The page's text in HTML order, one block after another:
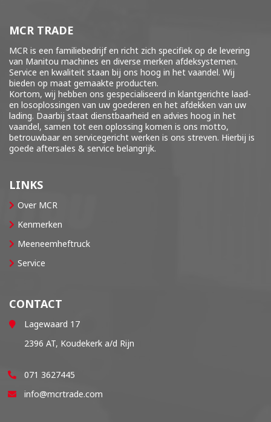
MCR TRADE
MCR is een familiebedrijf en richt zich specifiek op de levering
van Manitou machines en diverse merken afdeksystemen.
Service en kwaliteit staan bij ons hoog in het vaandel. Wij
bieden op maat gemaakte producten.
Kortom, wij hebben ons gespecialiseerd in klantgerichte laad-
en losoplossingen van uw goederen en het afdekken van uw
lading. Daarbij staat dienstbaarheid en advies hoog in het
vaandel, samen tot een oplossing komen is ons motto,
betrouwbaar en servicegericht werken is ons streven. Hierbij is
goede aftersales & service belangrijk.
LINKS
Over MCR
Kenmerken
Meeneemheftruck
Service
CONTACT
Lagewaard 17
2396 AT, Koudekerk a/d Rijn
071 3627445
info@mcrtrade.com